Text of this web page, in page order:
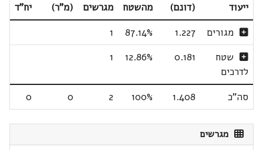
ייעוד
(דונם)
מהשטח
מגרשים
(מ"ר)
יח"ד
מגורים
1.227
87.14%
1
שטח
לדרכים
0.181
12.86%
1
סה"כ 1.408
100%
2
0
0
מגרשים